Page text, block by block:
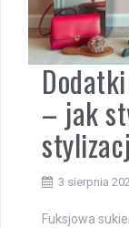
– jak
3 sierpnia
Fuksjowa